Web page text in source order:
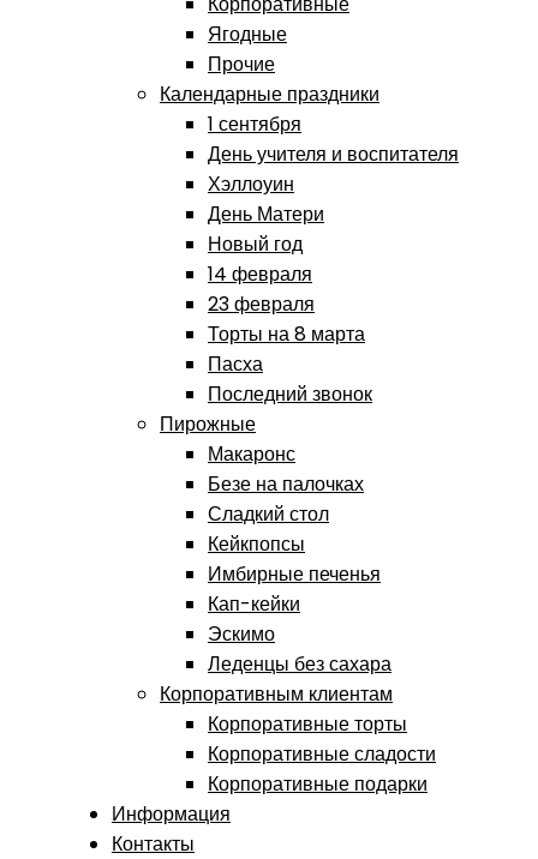
Ягодные
Прочие
Календарные праздники
1 сентября
День учителя и воспитателя
Хэллоуин
День Матери
Новый год
14 февраля
23 февраля
Торты на 8 марта
Пасха
Последний звонок
Пирожные
Макаронс
Безе на палочках
Сладкий стол
Кейкпопсы
Имбирные печенья
Кап-кейки
Эскимо
Леденцы без сахара
Корпоративным клиентам
Корпоративные торты
Корпоративные сладости
Корпоративные подарки
Информация
Контакты